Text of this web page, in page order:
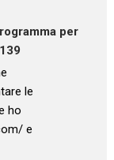
per
le
ho
e